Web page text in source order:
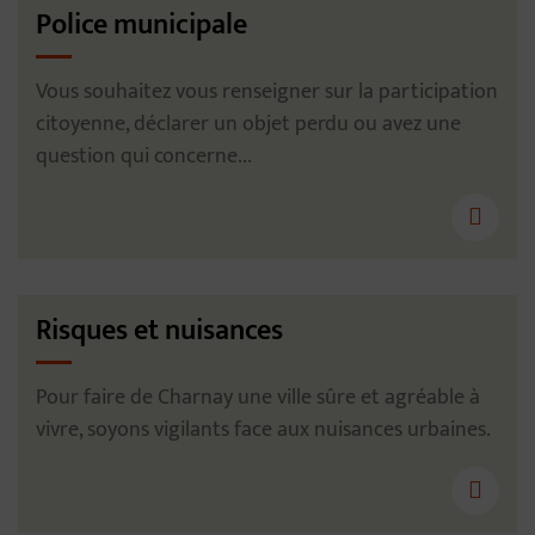
Police municipale
Vous souhaitez vous renseigner sur la participation
citoyenne, déclarer un objet perdu ou avez une
question qui concerne...
Risques et nuisances
Pour faire de Charnay une ville sûre et agréable à
vivre, soyons vigilants face aux nuisances urbaines.